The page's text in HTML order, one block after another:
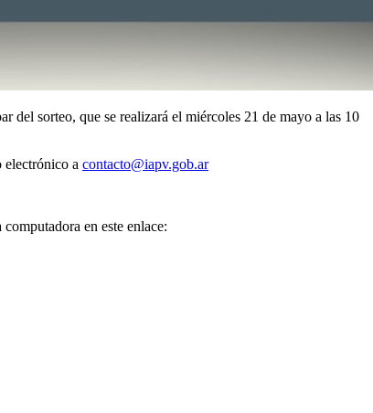
del sorteo, que se realizará el miércoles 21 de mayo a las 10
a contacto@iapv.gob.ar
en este enlace: